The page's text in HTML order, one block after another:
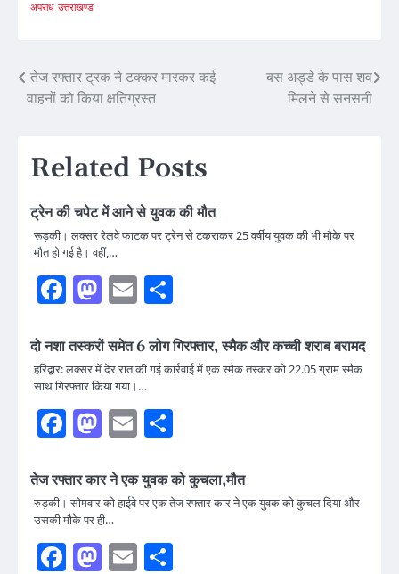
अपराध उत्तराखण्ड
Post
तेज रफ्तार ट्रक ने टक्कर मारकर कई
वाहनों को किया क्षतिग्रस्त
बस अड्डे के पास शव
मिलने से सनसनी
Related Posts
ट्रेन की चपेट में आने से युवक की मौत
रूड़की। लक्सर रेलवे फाटक पर ट्रेन से टकराकर 25 वर्षीय युवक की भी मौके पर
मौत हो गई है। वहीं,…
Facebook
Mastodon
Email
दो नशा तस्करों समेत 6 लोग गिरफ्तार, स्मैक और कच्ची शराब बरामद
हरिद्वार: लक्सर में देर रात की गई कार्रवाई में एक स्मैक तस्कर को 22.05 ग्राम स्मैक
साथ गिरफ्तार किया गया।…
Facebook
Mastodon
Email
तेज रफ्तार कार ने एक युवक को कुचला,मौत
रुड़की। सोमवार को हाईवे पर एक तेज रफ्तार कार ने एक युवक को कुचल दिया और
उसकी मौके पर ही…
Facebook
Mastodon
Email